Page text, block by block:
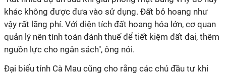
khác không được đưa vào sử dụng. Đất bỏ hoang như
vậy rất lãng phí. Với diện tích đất hoang hóa lớn, cơ quan
quản lý nên tính toán đánh thuế để tiết kiệm đất đai, thêm
nguồn lực cho ngân sách", ông nói.
Đại biểu tỉnh Cà Mau cũng cho rằng các chủ đầu tư khi